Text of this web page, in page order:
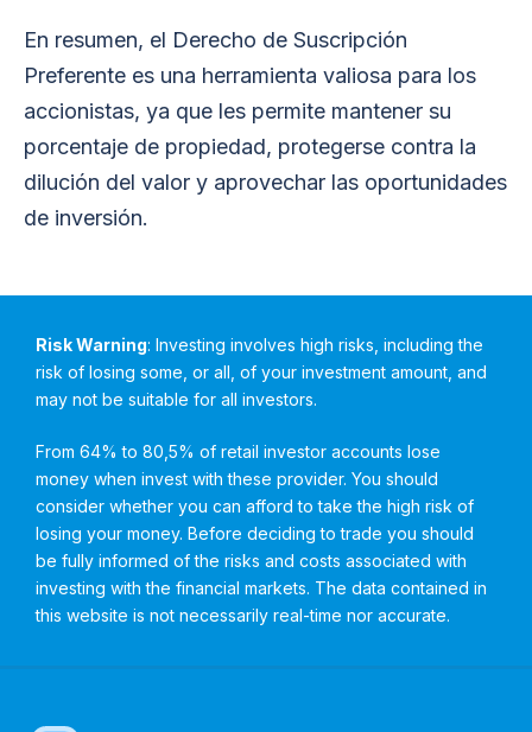
En resumen, el Derecho de Suscripción
Preferente es una herramienta valiosa para los
accionistas, ya que les permite mantener su
porcentaje de propiedad, protegerse contra la
dilución del valor y aprovechar las oportunidades
de inversión.
Risk Warning: Investing involves high risks, including the
risk of losing some, or all, of your investment amount, and
may not be suitable for all investors.
From 64% to 80,5% of retail investor accounts lose
money when invest with these provider. You should
consider whether you can afford to take the high risk of
losing your money. Before deciding to trade you should
be fully informed of the risks and costs associated with
investing with the financial markets. The data contained in
this website is not necessarily real-time nor accurate.